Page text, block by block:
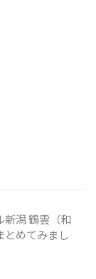
新潟 鶴雲（和
とめてみまし